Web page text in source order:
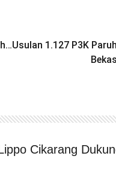
1.127 P3K
Cikarang